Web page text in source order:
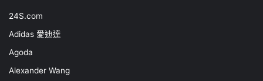
24S.com
Adidas 愛迪達
Agoda
Alexander Wang